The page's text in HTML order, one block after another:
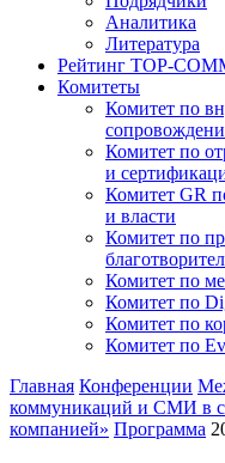
Аналитика
Литература
Рейтинг TOP-
Комитеты
Комитет по
Комитет по
и
Комитет GR
и власти
Комитет по
Комитет по
Комитет по
Комитет по
Комитет по
Главная Конференции
коммуникаций и СМИ в
компанией» Программа